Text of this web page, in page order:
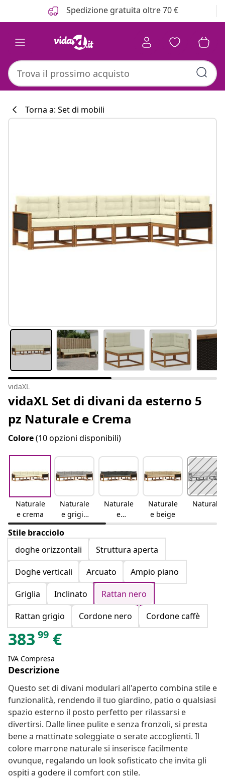
Spedizione gratuita oltre 70 €
Torna a: Set di mobili
vidaXL
vidaXL Set di divani da esterno 5
pz Naturale e Crema
Colore(10 opzioni disponibili)
Naturale
e crema
Naturale
e grigio
chiaro
Naturale
e
antracite
Naturale
e beige
Naturale
Stile bracciolo
doghe orizzontali
Struttura aperta
Doghe verticali
Arcuato
Ampio piano
Griglia
Inclinato
Rattan nero
Rattan grigio
Cordone nero Cordone caffè
383 99 €
IVA Compresa
Descrizione
Questo set di divani modulari all'aperto combina stile e
funzionalità, rendendo il tuo giardino, patio o qualsiasi
spazio esterno il posto perfetto per rilassarsi e
divertirsi. Dalle linee pulite e senza fronzoli, si presta
bene a mattinate soleggiate o serate accoglienti. Il
colore marrone naturale si inserisce facilmente
ovunque, regalando un look sofisticato che invita gli
ospiti a godere il comfort con stile.